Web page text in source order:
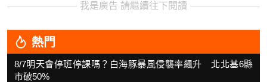
我是廣告 請繼續往下閱讀
熱門
8/7明天會停班停課嗎？白海豚暴風侵襲率飆升 北北基6縣
市破50%